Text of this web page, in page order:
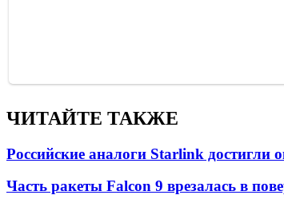
ЧИТАЙТЕ ТАКЖЕ
Российские аналоги Starlink достигли
Часть ракеты Falcon 9 врезалась в